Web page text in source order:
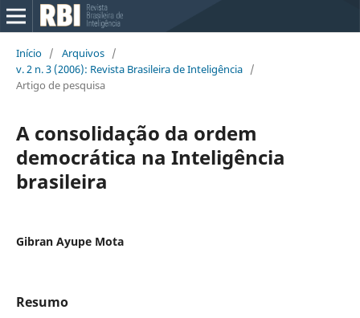
Início / Arquivos /
v. 2 n. 3 (2006): Revista Brasileira de Inteligência /
Artigo de pesquisa
A consolidação da ordem
democrática na Inteligência
brasileira
Gibran Ayupe Mota
Resumo